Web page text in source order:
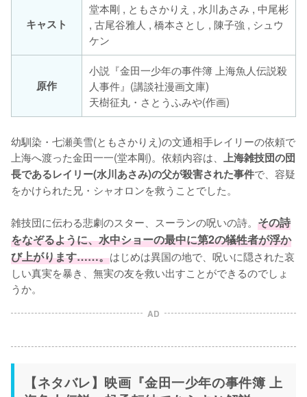
キャスト
堂本剛 , ともさかりえ , 水川あさみ , 中尾彬
, 古尾谷雅人 , 橋本さとし , 陳子強 , シュウ
ケン
原作
小説『金田一少年の事件簿 上海魚人伝説殺
人事件』(講談社漫画文庫)
天樹征丸・さとうふみや(作画)
幼馴染・七瀬美雪(ともさかりえ)の文通相手レイリーの依頼で
上海へ渡った金田一一(堂本剛)。依頼内容は、 上海雑技団の団
長であるレイリー(水川あさみ)の父が殺害された事件で、容疑
をかけられた兄・シャオロンを救うことでした。
雑技団に伝わる悲劇のスター、スーランの呪いの詩。 その詩
をなぞるように、水中ショーの最中に第2の犠牲者が浮か
び上がります……。はじめは異国の地で、呪いに隠された哀
しい真実を暴き、無実の友を救い出すことができるのでしょ
うか。
AD
【ネタバレ】映画『金田一少年の事件簿 上